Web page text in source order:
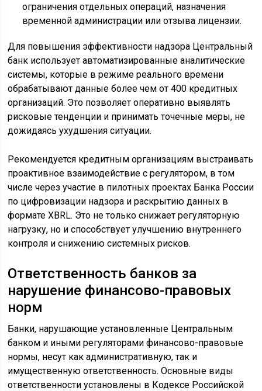
ограничения отдельных операций, назначения
временной администрации или отзыва лицензии.
Для повышения эффективности надзора Центральный
банк использует автоматизированные аналитические
системы, которые в режиме реального времени
обрабатывают данные более чем от 400 кредитных
организаций. Это позволяет оперативно выявлять
рисковые тенденции и принимать точечные меры, не
дожидаясь ухудшения ситуации.
Рекомендуется кредитным организациям выстраивать
проактивное взаимодействие с регулятором, в том
числе через участие в пилотных проектах Банка России
по цифровизации надзора и раскрытию данных в
формате XBRL. Это не только снижает регуляторную
нагрузку, но и способствует улучшению внутреннего
контроля и снижению системных рисков.
Ответственность банков за
нарушение финансово-правовых
норм
Банки, нарушающие установленные Центральным
банком и иными регуляторами финансово-правовые
нормы, несут как административную, так и
имущественную ответственность. Основные виды
ответственности установлены в Кодексе Российской